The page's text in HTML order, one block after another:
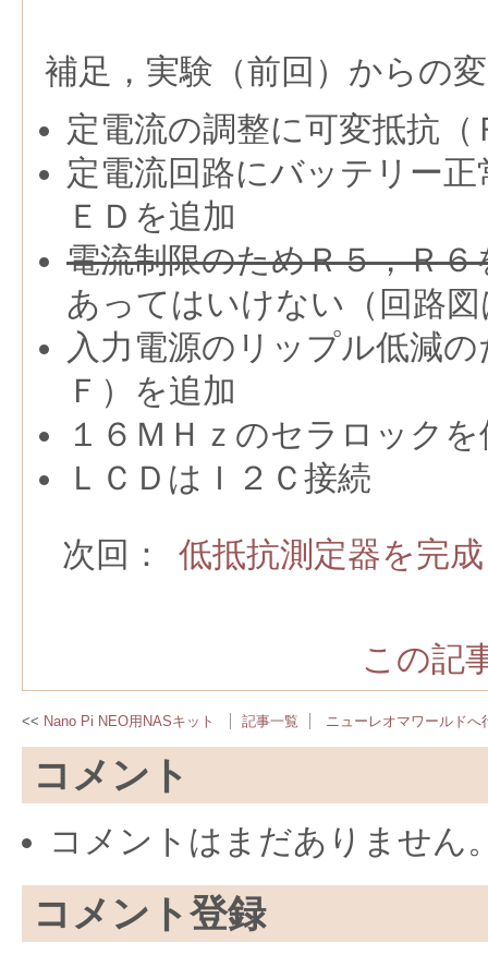
補足，実験（前回）からの
定電流の調整に可変抵抗（
定電流回路にバッテリー
ＥＤを追加
電流制限のためＲ５，Ｒ６
あってはいけない（回路
入力電源のリップル低減
Ｆ）を追加
１６ＭＨｚのセラロックを
ＬＣＤはＩ２Ｃ接続
次回：
低抵抗測定器を完
この記
Nano Pi NEO用NASキット 記事一覧 ニューレオマワールドへ
コメント
コメントはまだありません
コメント登録